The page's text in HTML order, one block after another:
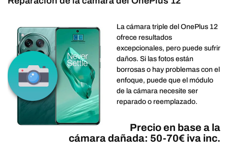
La cámara triple del OnePlus 12
ofrece resultados
excepcionales, pero puede sufrir
daños. Si las fotos están
borrosas o hay problemas con el
enfoque, puede que el módulo
de la cámara necesite ser
reparado o reemplazado.
Precio en base a la
cámara dañada: 50-70€ iva inc.